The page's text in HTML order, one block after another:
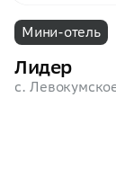
Мини-отель
Лидер
с.